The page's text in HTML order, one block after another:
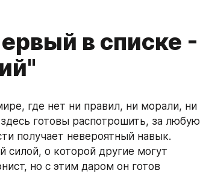
в списке -
готовы распотрошить, за любую
получает невероятный навык.
силой, о которой другие могут
но с этим даром он готов